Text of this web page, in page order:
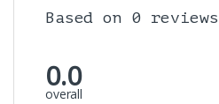
Based on 0 reviews
0.0
overall